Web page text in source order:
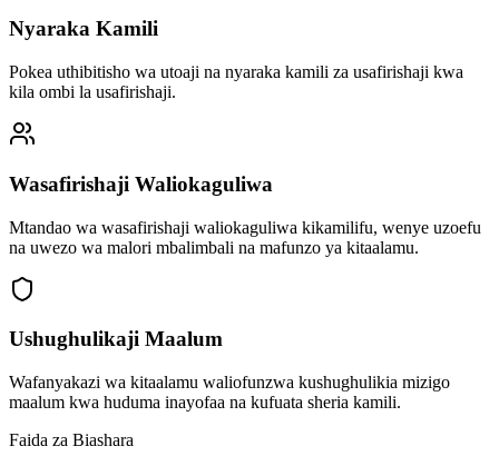
Nyaraka Kamili
Pokea uthibitisho wa utoaji na nyaraka kamili za usafirishaji kwa
kila ombi la usafirishaji.
Wasafirishaji Waliokaguliwa
Mtandao wa wasafirishaji waliokaguliwa kikamilifu, wenye uzoefu
na uwezo wa malori mbalimbali na mafunzo ya kitaalamu.
Ushughulikaji Maalum
Wafanyakazi wa kitaalamu waliofunzwa kushughulikia mizigo
maalum kwa huduma inayofaa na kufuata sheria kamili.
Faida za Biashara